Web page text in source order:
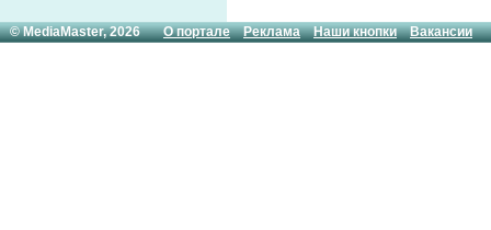
© MediaMaster, 2026О портале Реклама Наши кнопки Вакансии